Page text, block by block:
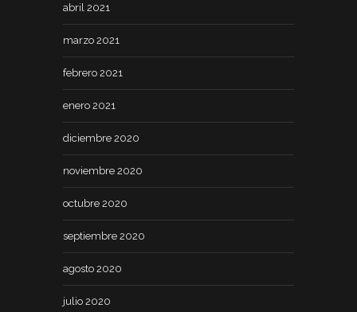
abril 2021
marzo 2021
febrero 2021
enero 2021
diciembre 2020
noviembre 2020
octubre 2020
septiembre 2020
agosto 2020
julio 2020